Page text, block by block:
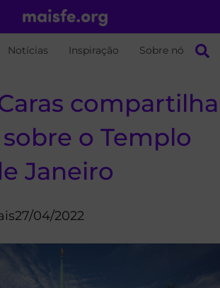
Notícias Inspiração Sobre nós
compartilha
o Templo
Janeiro
27/04/2022